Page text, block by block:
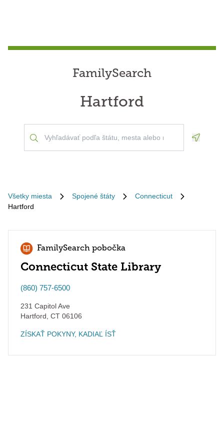
FamilySearch
Hartford
Všetky miesta Spojené štáty
Connecticut
Hartford
FamilySearch pobočka
Connecticut State Library
(860) 757-6500
231 Capitol Ave
Hartford CT 06106
ZÍSKAŤ POKYNY, KADIAĽ ÍSŤ